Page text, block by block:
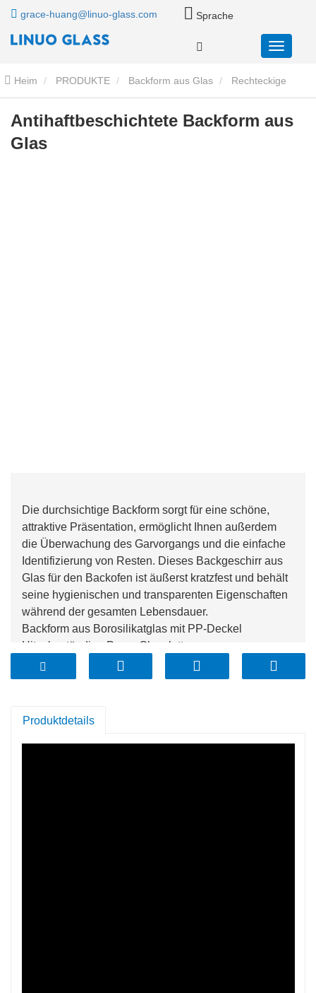
grace-huang@linuo-glass.com Sprache
Heim PRODUKTE Backform aus Glas Rechteckige
Backform aus Glas Antihaftbeschichtete Backform aus Glas
Antihaftbeschichtete Backform aus
Glas
Die durchsichtige Backform sorgt für eine schöne,
attraktive Präsentation, ermöglicht Ihnen außerdem
die Überwachung des Garvorgangs und die einfache
Identifizierung von Resten. Dieses Backgeschirr aus
Glas für den Backofen ist äußerst kratzfest und behält
seine hygienischen und transparenten Eigenschaften
während der gesamten Lebensdauer.
Backform aus Borosilikatglas mit PP-Deckel
Hitzebeständige Pyrex-Glasplatte
Material: Glas mit hohem Borosilikatgehalt
Form: Oval, rechteckig
Geschirrspüler
Produktdetails